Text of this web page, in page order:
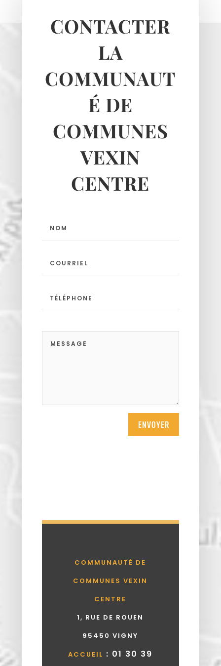
Le Perchay
Longuesse
Moussy
Neuilly-en-vexin
Seraincourt
Vigny
CONTACTER
LA
COMMUNAUT
É DE
COMMUNES
VEXIN
CENTRE
ENVOYER
COMMUNAUTÉ DE
COMMUNES VEXIN
CENTRE
1, RUE DE ROUEN
95450 VIGNY
ACCUEIL : 01 30 39